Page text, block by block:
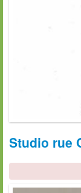
Studio rue